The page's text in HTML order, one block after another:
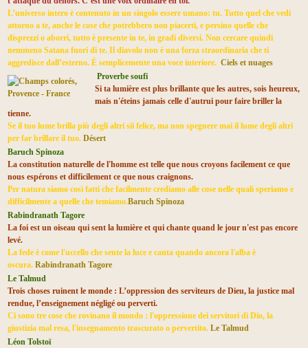
L’universo intero è contenuto in un singolo essere umano: tu. Tutto quel che vedi
attorno a te, anche le cose che potrebbero non piacerti, e persino quelle che
disprezzi o aborri, tutto è presente in te, in gradi diversi. Non cercare quindi
nemmeno Satana fuori di te. Il diavolo non è una forza straordinaria che ti
aggredisce dall’esterno. È semplicemente una voce interiore. Ciels et nuages
Proverbe soufi
Si ta lumière est plus brillante que les autres, sois heureux,
mais n'éteins jamais celle d'autrui pour faire briller la
tienne.
Se il tuo lume brilla più degli altri sii felice, ma non spegnere mai il lume degli altri
per far brillare il tuo. Désert
Baruch Spinoza
La constitution naturelle de l'homme est telle que nous croyons facilement ce que
nous espérons et difficilement ce que nous craignons.
Per natura siamo così fatti che facilmente crediamo alle cose nelle quali speriamo e
difficilmente a quelle che temiamo.Baruch Spinoza
Rabindranath Tagore
La foi est un oiseau qui sent la lumière et qui chante quand le jour n'est pas encore
levé.
La fede è come l'uccello che sente la luce e canta quando ancora l'alba è
oscura. Rabindranath Tagore
Le Talmud
Trois choses ruinent le monde : L’oppression des serviteurs de Dieu, la justice mal
rendue, l’enseignement négligé ou perverti.
Ci sono tre cose che rovinano il mondo : l'oppressione dei servitori di Dio, la
giustizia mal resa, l'insegnamento trascurato o pervertito. Le Talmud
Léon Tolstoï